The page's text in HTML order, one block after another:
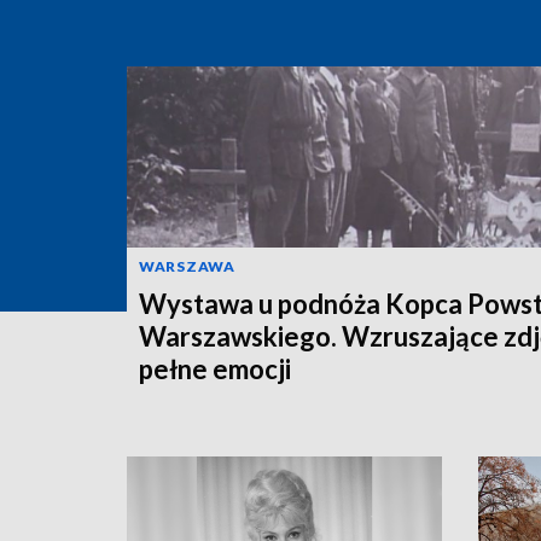
WARSZAWA
Wystawa u podnóża Kopca
Warszawskiego. Wzruszające
pełne emocji